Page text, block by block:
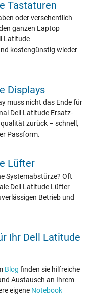
Tastaturen
oder versehentlich
ganzen Laptop
Latitude
kostengünstig wieder
Displays
muss nicht das Ende für
Dell Latitude Ersatz-
zurück – schnell,
Passform.
Lüfter
Systemabstürze? Oft
Dell Latitude Lüfter
Betrieb und
Ihr Dell Latitude
Blog finden sie hilfreiche
Austausch an Ihrem
eigene Notebook